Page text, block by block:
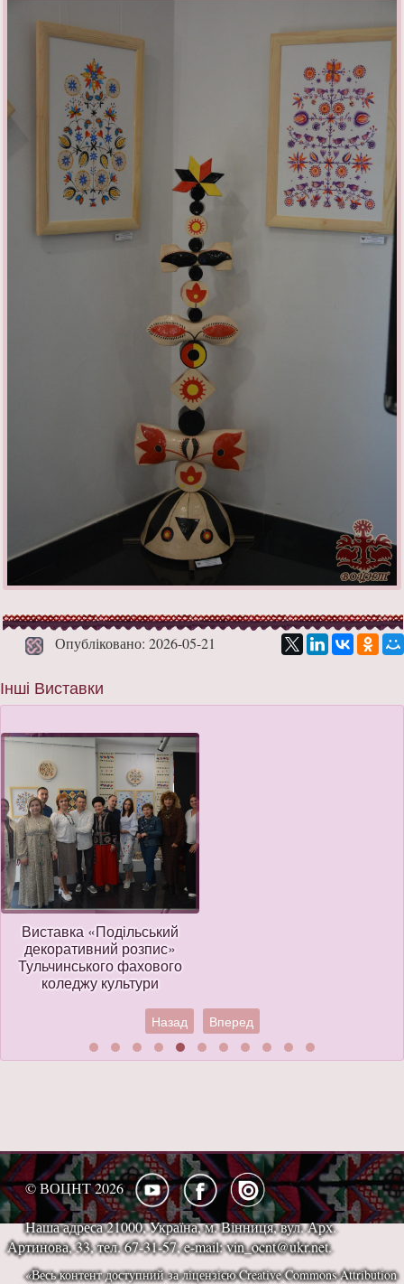
Опубліковано: 2026-05-21
Інші Виставки
Виставка «Подільський
декоративний розпис»
Тульчинського фахового
коледжу культури
Назад Вперед
© ВОЦНТ 2026
Наша адреса 21000, Україна, м. Вінниця, вул. Арх.
Артинова, 33, тел. 67-31-57, e-mail: vin_ocnt@ukr.net.
«Весь контент доступний за ліцензією Creative Commons Attribution